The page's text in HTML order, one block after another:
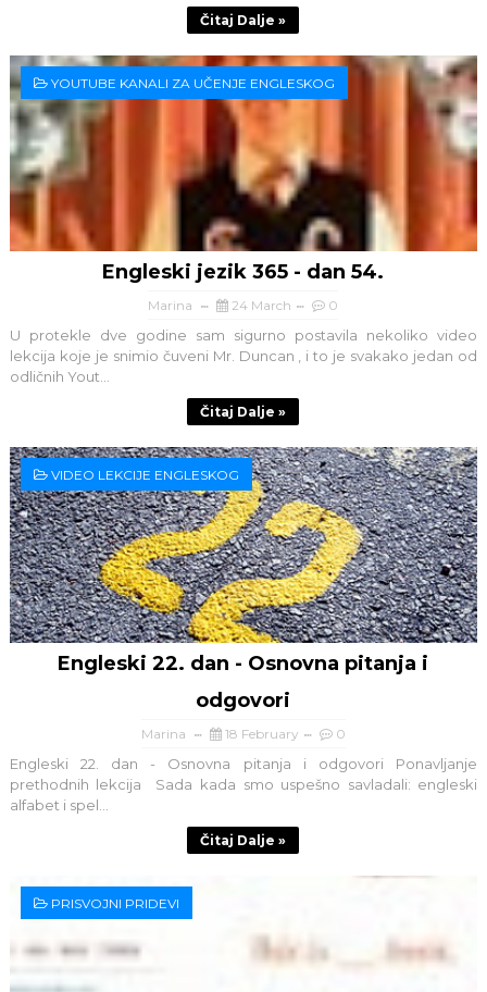
Čitaj Dalje »
YOUTUBE KANALI ZA UČENJE ENGLESKOG
Engleski jezik 365 - dan 54.
Marina 24 March 0
U protekle dve godine sam sigurno postavila nekoliko video
lekcija koje je snimio čuveni Mr. Duncan , i to je svakako jedan od
odličnih Yout...
Čitaj Dalje »
VIDEO LEKCIJE ENGLESKOG
Engleski 22. dan - Osnovna pitanja i
odgovori
Marina 18 February 0
Engleski 22. dan - Osnovna pitanja i odgovori Ponavljanje
prethodnih lekcija Sada kada smo uspešno savladali: engleski
alfabet i spel...
Čitaj Dalje »
PRISVOJNI PRIDEVI